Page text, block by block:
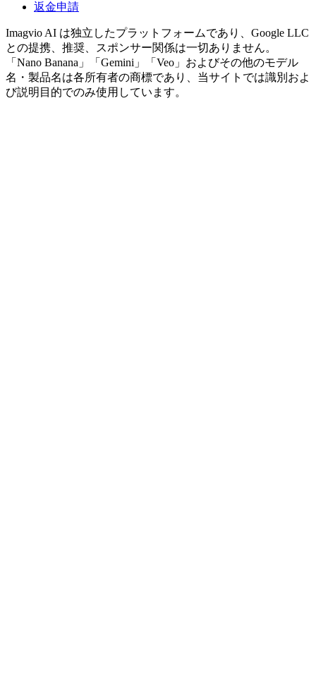
返金申請
Imagvio AI は独立したプラットフォームであり、Google LLC
との提携、推奨、スポンサー関係は一切ありません。
「Nano Banana」「Gemini」「Veo」およびその他のモデル
名・製品名は各所有者の商標であり、当サイトでは識別およ
び説明目的でのみ使用しています。